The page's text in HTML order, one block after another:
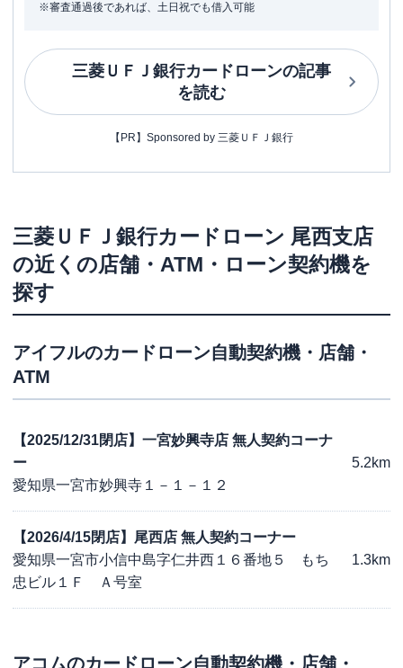
※審査通過後であれば、土日祝でも借入可能
三菱ＵＦＪ銀行カードローンの記事
を読む
【PR】Sponsored by 三菱ＵＦＪ銀行
三菱ＵＦＪ銀行カードローン 尾西支店
の近くの店舗・ATM・ローン契約機を
探す
アイフルのカードローン自動契約機・店舗・
ATM
【2025/12/31閉店】一宮妙興寺店 無人契約コーナ
ー
愛知県一宮市妙興寺１－１－１２
5.2km
【2026/4/15閉店】尾西店 無人契約コーナー
愛知県一宮市小信中島字仁井西１６番地５ もち
忠ビル１Ｆ Ａ号室
1.3km
アコムのカードローン自動契約機・店舗・